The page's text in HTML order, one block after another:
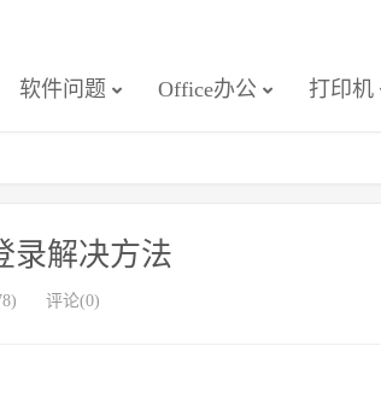
软件问题 Office办公 打印机
录解决方法
评论(0)